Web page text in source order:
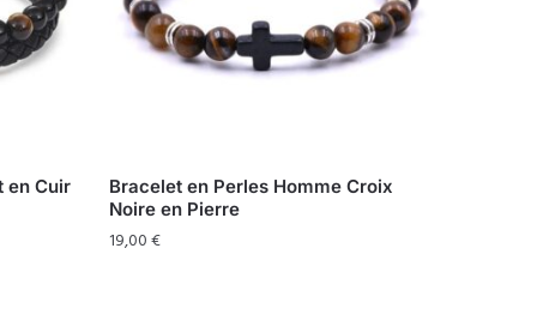
en Cuir
Bracelet en Perles Homme Croix
Noire en Pierre
19,00€